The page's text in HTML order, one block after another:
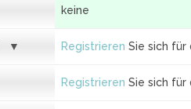
keine
Registrieren Sie sich für
Registrieren Sie sich für